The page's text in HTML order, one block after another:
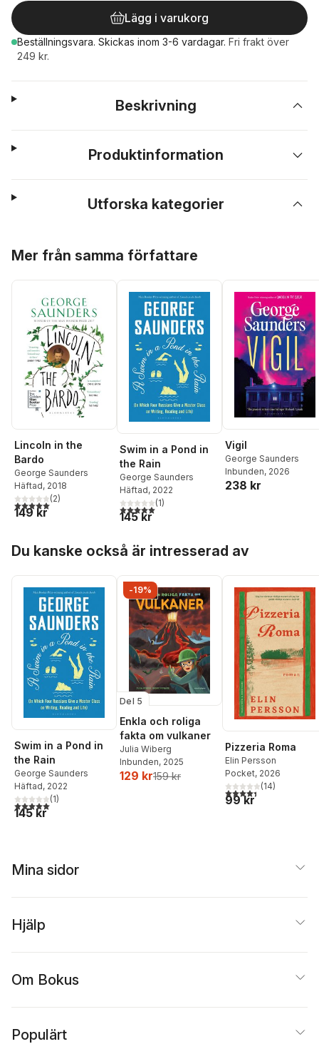
Lägg i varukorg
Beställningsvara. Skickas inom 3-6 vardagar. Fri frakt över
249 kr.
Beskrivning
Produktinformation
Utforska kategorier
Mer från samma författare
Lincoln in the
Bardo
George Saunders
Häftad, 2018
5,0utav 5 stjärnor. Totalt antal röster:
(2)
149 kr
Swim in a Pond in
the Rain
George Saunders
Häftad, 2022
5,0utav 5 stjärnor. Totalt antal röster:
(1)
145 kr
Vigil
George Saunders
Inbunden, 2026
238 kr
Du kanske också är intresserad av
Swim in a Pond in
the Rain
George Saunders
Häftad, 2022
5,0utav 5 stjärnor. Totalt antal röster:
(1)
145 kr
-19%
Del 5
Enkla och roliga
fakta om vulkaner
Julia Wiberg
Inbunden, 2025
129 kr159 kr
Pizzeria Roma
Elin Persson
Pocket, 2026
4,4utav 5 stjärnor.
(14)
99 kr
Mina sidor
Hjälp
Om Bokus
Populärt